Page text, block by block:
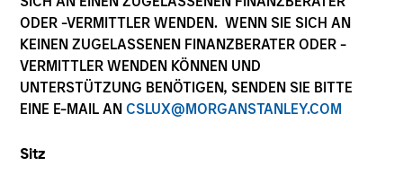
ODER -VERMITTLER WENDEN. WENN SIE SICH AN
KEINEN ZUGELASSENEN FINANZBERATER ODER -
VERMITTLER WENDEN KÖNNEN UND
UNTERSTÜTZUNG BENÖTIGEN, SENDEN SIE BITTE
EINE E-MAIL AN CSLUX@MORGANSTANLEY.COM
Sitz
Healthcare